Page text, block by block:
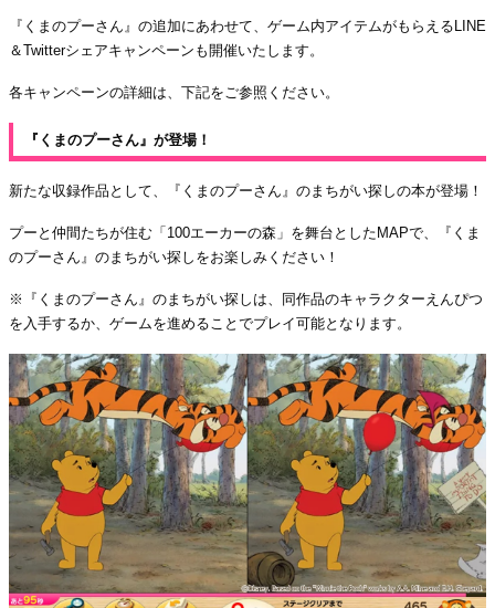
『くまのプーさん』の追加にあわせて、ゲーム内アイテムがもらえるLINE
＆Twitterシェアキャンペーンも開催いたします。
各キャンペーンの詳細は、下記をご参照ください。
『くまのプーさん』が登場！
新たな収録作品として、『くまのプーさん』のまちがい探しの本が登場！
プーと仲間たちが住む「100エーカーの森」を舞台としたMAPで、『くま
のプーさん』のまちがい探しをお楽しみください！
※『くまのプーさん』のまちがい探しは、同作品のキャラクターえんぴつ
を入手するか、ゲームを進めることでプレイ可能となります。